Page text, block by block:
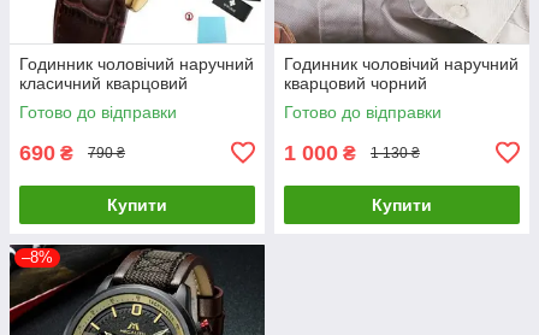
Годинник чоловічий наручний
класичний кварцовий
Готово до відправки
690 ₴ 790 ₴
Купити
Годинник чоловічий наручний
кварцовий чорний
Готово до відправки
1 000 ₴ 1 130 ₴
Купити
–8%